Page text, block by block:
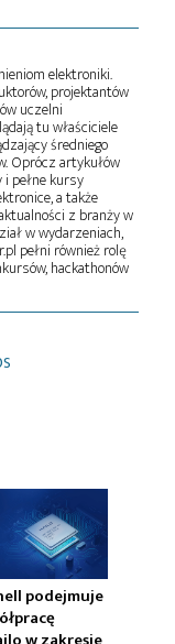
elektroniki.
projektantów
uczelni
tu właściciele
średniego
Oprócz artykułów
pełne kursy
a także
z branży w
w wydarzeniach,
pełni również rolę
hackathonów
podejmuje